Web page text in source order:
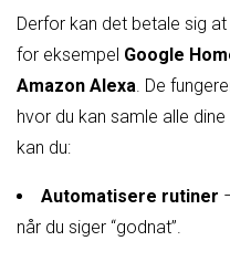
Derfor kan det betale sig
for eksempel Google
Amazon Alexa. De
hvor du kan samle alle
kan du:
Automatisere rutiner
når du siger “godnat”.